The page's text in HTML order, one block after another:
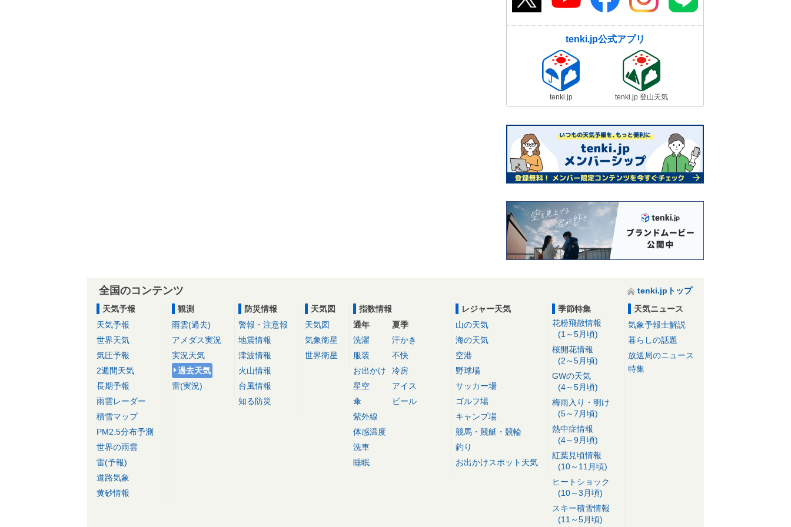
tenki.jp公式アプリ
tenki.jp tenki.jp 登山天気
全国のコンテンツ
tenki.jpトップ
天気予報
天気予報
世界天気
気圧予報
2週間天気
長期予報
雨雲レーダー
積雪マップ
PM2.5分布予測
世界の雨雲
雷(予報)
道路気象
黄砂情報
観測
雨雲(過去)
アメダス実況
実況天気
過去天気
雷(実況)
防災情報
警報・注意報
地震情報
津波情報
火山情報
台風情報
知る防災
天気図
天気図
気象衛星
世界衛星
指数情報
通年
洗濯
服装
お出かけ
星空
傘
紫外線
体感温度
洗車
睡眠
夏季
汗かき
不快
冷房
アイス
ビール
レジャー天気
山の天気
海の天気
空港
野球場
サッカー場
ゴルフ場
キャンプ場
競馬・競艇・競輪
釣り
お出かけスポット天気
季節特集
花粉飛散情報
(1～5月頃)
桜開花情報
(2～5月頃)
GWの天気
(4～5月頃)
梅雨入り・明け
(5～7月頃)
熱中症情報
(4～9月頃)
紅葉見頃情報
(10～11月頃)
ヒートショック
(10～3月頃)
スキー積雪情報
(11～5月頃)
天気ニュース
気象予報士解説
暮らしの話題
放送局のニュース
特集